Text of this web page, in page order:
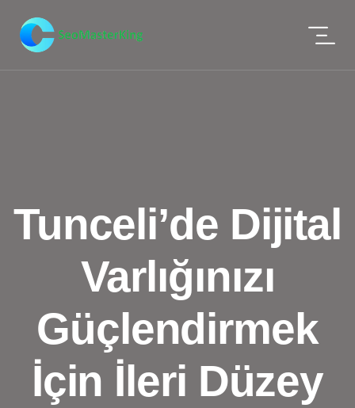
Tunceli’de Dijital
Varlığınızı
Güçlendirmek
İçin İleri Düzey